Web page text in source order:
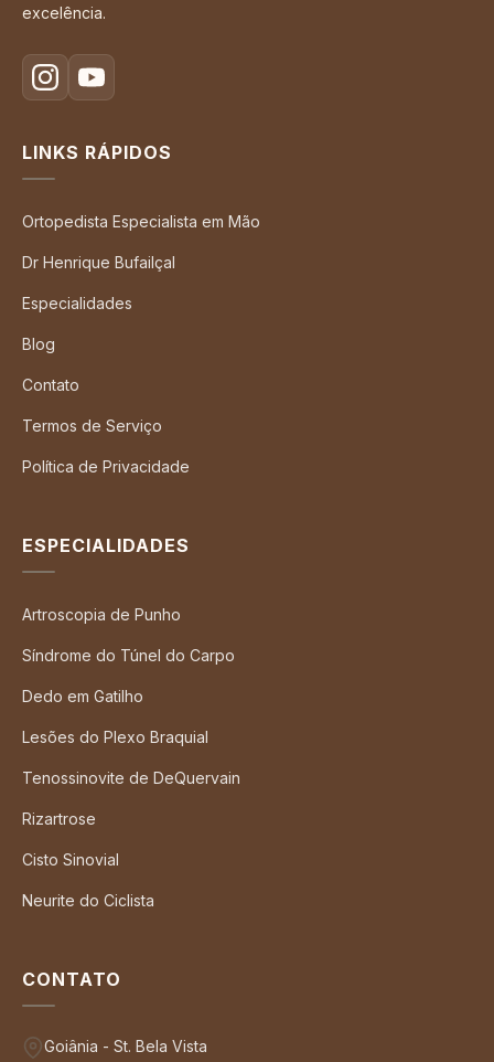
excelência.
LINKS RÁPIDOS
Ortopedista Especialista em Mão
Dr Henrique Bufailçal
Especialidades
Blog
Contato
Termos de Serviço
Política de Privacidade
ESPECIALIDADES
Artroscopia de Punho
Síndrome do Túnel do Carpo
Dedo em Gatilho
Lesões do Plexo Braquial
Tenossinovite de DeQuervain
Rizartrose
Cisto Sinovial
Neurite do Ciclista
CONTATO
Goiânia - St. Bela Vista